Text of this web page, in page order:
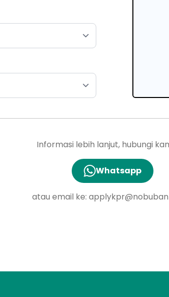
Informasi lebih lanjut, hubungi
Whatsapp
atau email ke: